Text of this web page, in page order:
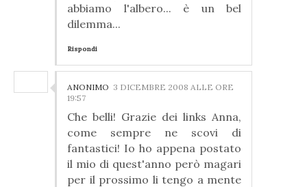
abbiamo l'albero... è un bel
dilemma...
Rispondi
ANONIMO 3 DICEMBRE 2008 ALLE ORE
19:57
Che belli! Grazie dei links Anna,
come sempre ne scovi di
fantastici! Io ho appena postato
il mio di quest'anno però magari
per il prossimo li tengo a mente